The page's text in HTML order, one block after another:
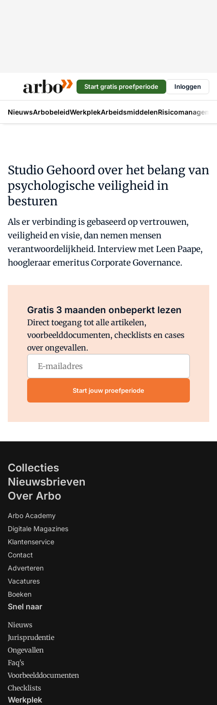
Start gratis proefperiode Inloggen
NieuwsArbobeleidWerkplekArbeidsmiddelen
Studio Gehoord over het belang van
psychologische veiligheid in
besturen
Als er verbinding is gebaseerd op vertrouwen,
veiligheid en visie, dan nemen mensen
verantwoordelijkheid. Interview met Leen Paape,
hoogleraar emeritus Corporate Governance.
Gratis 3 maanden onbeperkt lezen
Direct toegang tot alle artikelen,
voorbeelddocumenten, checklists en cases
over ongevallen.
Start jouw proefperiode
Collecties
Nieuwsbrieven
Over Arbo
Arbo Academy
Digitale Magazines
Klantenservice
Contact
Adverteren
Vacatures
Boeken
Snel naar
Nieuws
Jurisprudentie
Ongevallen
Faq's
Voorbeelddocumenten
Checklists
Werkplek